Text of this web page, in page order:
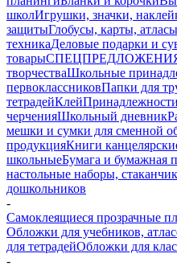
школИгрушки, значки,
защитыГлобусы, карты, атласы
техникаДеловые подарки и
товары
творчестваШкольные
первоклассниковПапки для
тетрадейКлей
черченияШкольный дневник
мешки и сумки для сменной
продукцияКниги
школьныеБумага и бумажная
настольные наборы,
дошкольников
-
Самоклеящиеся прозрачные
Обложки для учебников,
для тетрадейОбложки для
-